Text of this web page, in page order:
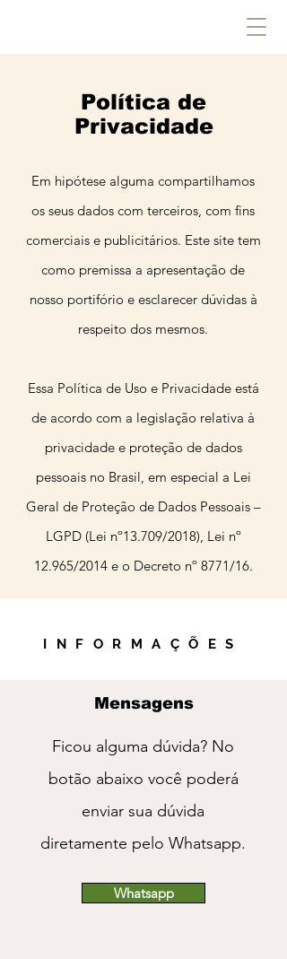
Política de
Privacidade
Em hipótese alguma compartilhamos
os seus dados com terceiros, com fins
comerciais e publicitários. Este site tem
como premissa a apresentação de
nosso portifório e esclarecer dúvidas à
respeito dos mesmos.
Essa Política de Uso e Privacidade está
de acordo com a legislação relativa à
privacidade e proteção de dados
pessoais no Brasil, em especial a Lei
Geral de Proteção de Dados Pessoais –
LGPD (Lei nº13.709/2018), Lei nº
12.965/2014 e o Decreto nº 8771/16.
INFORMAÇÕES
Mensagens
Ficou alguma dúvida? No
botão abaixo você poderá
enviar sua dúvida
diretamente pelo Whatsapp.
Whatsapp